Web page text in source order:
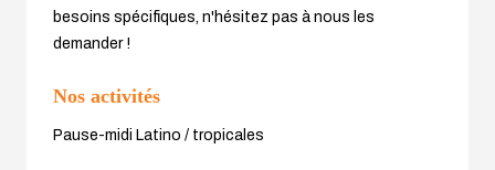
besoins spécifiques, n'hésitez pas à nous les
demander !
Nos activités
Pause-midi Latino / tropicales